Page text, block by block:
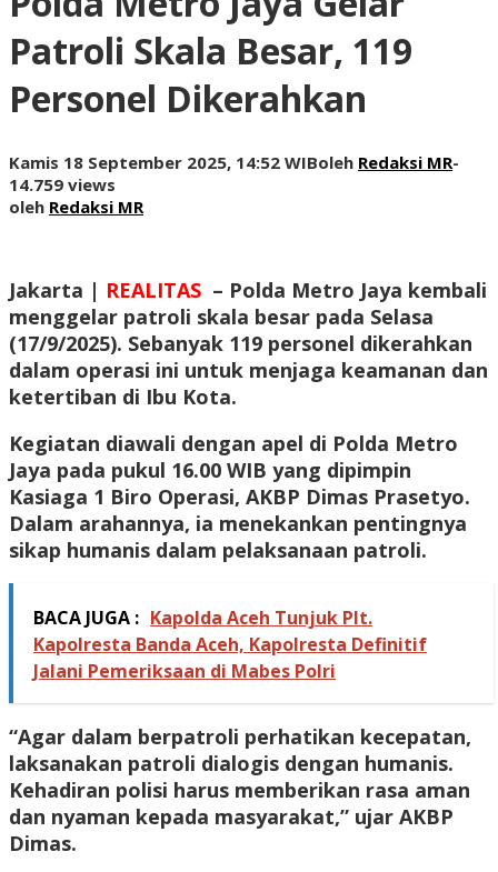
Patroli Skala Besar, 119
Personel Dikerahkan
Kamis 18 September 2025, 14:52 WIBoleh Redaksi MR-
14.759 views
oleh Redaksi MR
Jakarta | REALITAS – Polda Metro Jaya kembali
menggelar patroli skala besar pada Selasa
(17/9/2025). Sebanyak 119 personel dikerahkan
dalam operasi ini untuk menjaga keamanan dan
ketertiban di Ibu Kota.
Kegiatan diawali dengan apel di Polda Metro
Jaya pada pukul 16.00 WIB yang dipimpin
Kasiaga 1 Biro Operasi, AKBP Dimas Prasetyo.
Dalam arahannya, ia menekankan pentingnya
sikap humanis dalam pelaksanaan patroli.
BACA JUGA : Kapolda Aceh Tunjuk Plt.
Kapolresta Banda Aceh, Kapolresta Definitif
Jalani Pemeriksaan di Mabes Polri
“Agar dalam berpatroli perhatikan kecepatan,
laksanakan patroli dialogis dengan humanis.
Kehadiran polisi harus memberikan rasa aman
dan nyaman kepada masyarakat,” ujar AKBP
Dimas.